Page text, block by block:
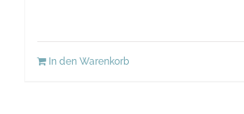
In den Warenkorb